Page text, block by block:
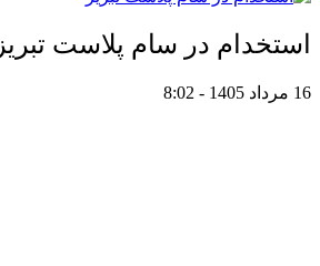
استخدام در سام پلاست تبریز
16 مرداد 1405 - 8:02